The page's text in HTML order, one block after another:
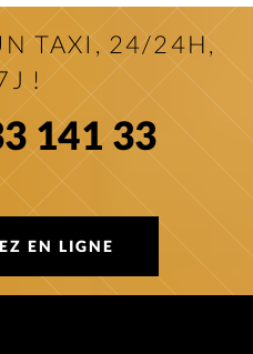
TAXI, 24/24H,
!
141 33
EN LIGNE